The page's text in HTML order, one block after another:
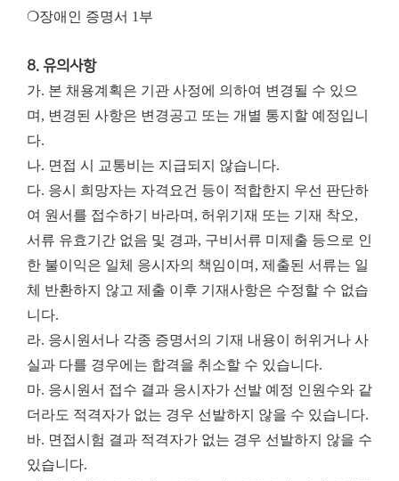
❍장애인 증명서 1부
8. 유의사항
가. 본 채용계획은 기관 사정에 의하여 변경될 수 있으
며, 변경된 사항은 변경공고 또는 개별 통지할 예정입니
다.
나. 면접 시 교통비는 지급되지 않습니다.
다. 응시 희망자는 자격요건 등이 적합한지 우선 판단하
여 원서를 접수하기 바라며, 허위기재 또는 기재 착오,
서류 유효기간 없음 및 경과, 구비서류 미제출 등으로 인
한 불이익은 일체 응시자의 책임이며, 제출된 서류는 일
체 반환하지 않고 제출 이후 기재사항은 수정할 수 없습
니다.
라. 응시원서나 각종 증명서의 기재 내용이 허위거나 사
실과 다를 경우에는 합격을 취소할 수 있습니다.
마. 응시원서 접수 결과 응시자가 선발 예정 인원수와 같
더라도 적격자가 없는 경우 선발하지 않을 수 있습니다.
바. 면접시험 결과 적격자가 없는 경우 선발하지 않을 수
있습니다.